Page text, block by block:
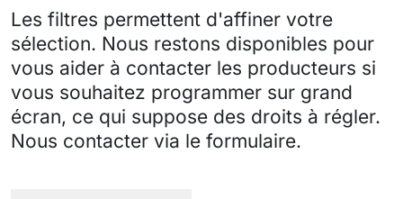
Les filtres permettent d'affiner votre
sélection. Nous restons disponibles pour
vous aider à contacter les producteurs si
vous souhaitez programmer sur grand
écran, ce qui suppose des droits à régler.
Nous contacter via le formulaire.